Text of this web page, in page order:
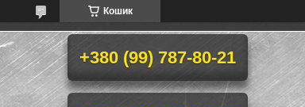
Кошик
+380 (99) 787-80-21